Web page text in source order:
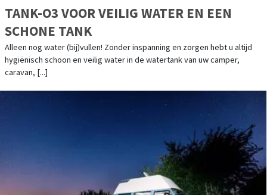
TANK-O3 VOOR VEILIG WATER EN EEN
SCHONE TANK
Alleen nog water (bij)vullen! Zonder inspanning en zorgen hebt u altijd
hygiënisch schoon en veilig water in de watertank van uw camper,
caravan, [...]